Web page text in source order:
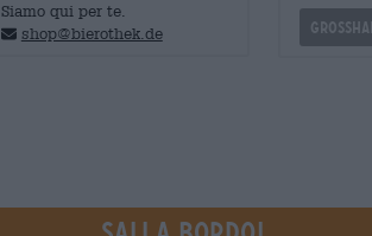
Siamo qui per te.
shop@bierothek.de